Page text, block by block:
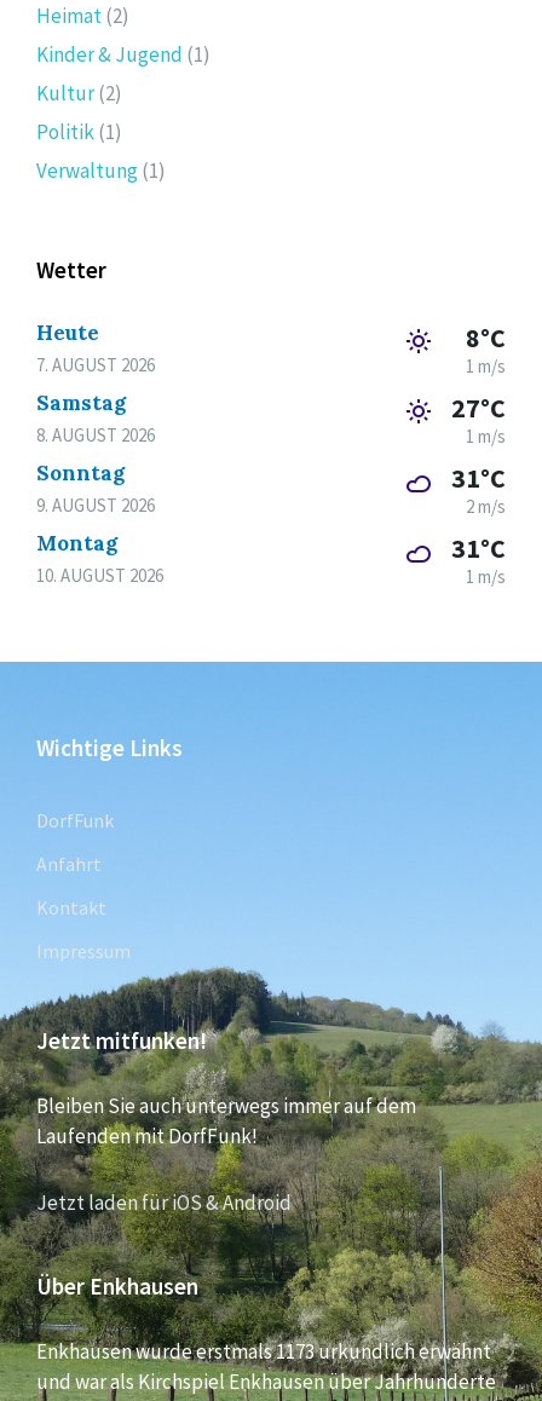
Heimat(2)
Kinder & Jugend (1)
Kultur(2)
Politik(1)
Verwaltung(1)
Wetter
Heute
7. AUGUST 2026
8°C
1 m/s
Samstag
8. AUGUST 2026
27°C
1 m/s
Sonntag
9. AUGUST 2026
31°C
2 m/s
Montag
10. AUGUST 2026
31°C
1 m/s
Wichtige Links
DorfFunk
Anfahrt
Kontakt
Impressum
Jetzt mitfunken!
Bleiben Sie auch unterwegs immer auf dem
Laufenden mit DorfFunk!
Jetzt laden für iOS & Android
Über Enkhausen
Enkhausen wurde erstmals 1173 urkundlich erwähnt
und war als Kirchspiel Enkhausen über Jahrhunderte